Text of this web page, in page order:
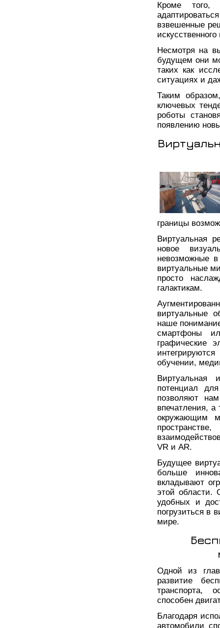
Кроме того,
взвешенные
Несмотря на
будущем они
таких как
ситуациях и
Таким
ключевых
роботы
появлению
границы
Виртуальная
новое
невозможные
виртуальные
просто
галактикам.
виртуальные
наше
смартфоны
графические
обучении,
Виртуальная
потенциал
позволяют
впечатления,
окружающим
VR и AR.
Будущее
больше
вкладывают
этой области.
удобных и
погрузиться в
мире.
Одной из
развитие
транспорта,
способен
Благодаря
автомобили